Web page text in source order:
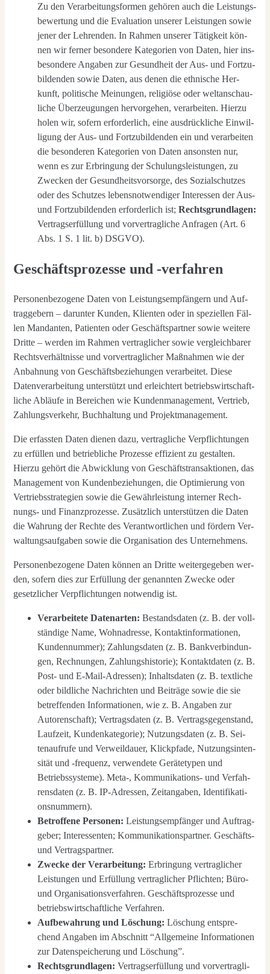
Zu den Ver­ar­bei­tungs­for­men gehö­ren auch die Leis­tungs­
be­wer­tung und die Eva­lua­ti­on unse­rer Leis­tun­gen sowie
jener der Leh­ren­den. In Rah­men unse­rer Tätig­keit kön­
nen wir fer­ner beson­de­re Kate­go­rien von Daten, hier ins­
be­son­de­re Anga­ben zur Gesund­heit der Aus- und Fort­zu­
bil­den­den sowie Daten, aus denen die eth­ni­sche Her­
kunft, poli­ti­sche Mei­nun­gen, reli­giö­se oder welt­an­schau­
li­che Über­zeu­gun­gen her­vor­ge­hen, ver­ar­bei­ten. Hier­zu
holen wir, sofern erfor­der­lich, eine aus­drück­li­che Ein­wil­
li­gung der Aus- und Fort­zu­bil­den­den ein und ver­ar­bei­ten
die beson­de­ren Kate­go­rien von Daten ansons­ten nur,
wenn es zur Erbrin­gung der Schu­lungs­leis­tun­gen, zu
Zwe­cken der Gesund­heits­vor­sor­ge, des Sozi­al­schut­zes
oder des Schut­zes lebens­not­wen­di­ger Inter­es­sen der Aus-
und Fort­zu­bil­den­den erfor­der­lich ist;Rechts­grund­la­gen:
Ver­trags­er­fül­lung und vor­ver­trag­li­che Anfra­gen (Art. 6
Abs. 1 S. 1 lit. b) DSGVO).
Geschäftsprozesse und ‑verfahren
Per­so­nen­be­zo­ge­ne Daten von Leis­tungs­emp­fän­gern und Auf­
trag­ge­bern – dar­un­ter Kun­den, Kli­en­ten oder in spe­zi­el­len Fäl­
len Man­dan­ten, Pati­en­ten oder Geschäfts­part­ner sowie wei­te­re
Drit­te – wer­den im Rah­men ver­trag­li­cher sowie ver­gleich­ba­rer
Rechts­ver­hält­nis­se und vor­ver­trag­li­cher Maß­nah­men wie der
Anbah­nung von Geschäfts­be­zie­hun­gen ver­ar­bei­tet. Die­se
Daten­ver­ar­bei­tung unter­stützt und erleich­tert betriebs­wirt­schaft­
li­che Abläu­fe in Berei­chen wie Kun­den­ma­nage­ment, Ver­trieb,
Zah­lungs­ver­kehr, Buch­hal­tung und Pro­jekt­ma­nage­ment.
Die erfass­ten Daten die­nen dazu, ver­trag­li­che Ver­pflich­tun­gen
zu erfül­len und betrieb­li­che Pro­zes­se effi­zi­ent zu gestal­ten.
Hier­zu gehört die Abwick­lung von Geschäfts­trans­ak­tio­nen, das
Manage­ment von Kun­den­be­zie­hun­gen, die Opti­mie­rung von
Ver­triebs­stra­te­gien sowie die Gewähr­leis­tung inter­ner Rech­
nungs- und Finanz­pro­zes­se. Zusätz­lich unter­stüt­zen die Daten
die Wah­rung der Rech­te des Ver­ant­wort­li­chen und för­dern Ver­
wal­tungs­auf­ga­ben sowie die Orga­ni­sa­ti­on des Unter­neh­mens.
Per­so­nen­be­zo­ge­ne Daten kön­nen an Drit­te wei­ter­ge­ge­ben wer­
den, sofern dies zur Erfül­lung der genann­ten Zwe­cke oder
gesetz­li­cher Ver­pflich­tun­gen not­wen­dig ist.
Ver­ar­bei­te­te Daten­ar­ten: Bestands­da­ten (z. B. der voll­
stän­di­ge Name, Wohn­adres­se, Kon­takt­in­for­ma­tio­nen,
Kun­den­num­mer); Zah­lungs­da­ten (z. B. Bank­ver­bin­dun­
gen, Rech­nun­gen, Zah­lungs­his­to­rie); Kon­takt­da­ten (z. B.
Post- und E‑Mail-Adres­sen); Inhalts­da­ten (z. B. text­li­che
oder bild­li­che Nach­rich­ten und Bei­trä­ge sowie die sie
betref­fen­den Infor­ma­tio­nen, wie z. B. Anga­ben zur
Autoren­schaft); Ver­trags­da­ten (z. B. Ver­trags­ge­gen­stand,
Lauf­zeit, Kun­den­ka­te­go­rie); Nut­zungs­da­ten (z. B. Sei­
ten­auf­ru­fe und Ver­weil­dau­er, Klick­pfa­de, Nut­zungs­in­ten­
si­tät und ‑fre­quenz, ver­wen­de­te Gerä­te­ty­pen und
Betriebs­sys­te­me). Meta‑, Kom­mu­ni­ka­ti­ons- und Ver­fah­
rens­da­ten (z. B. IP-Adres­sen, Zeit­an­ga­ben, Iden­ti­fi­ka­ti­
ons­num­mern).
Betrof­fe­ne Per­so­nen: Leis­tungs­emp­fän­ger und Auf­trag­
ge­ber; Inter­es­sen­ten; Kom­mu­ni­ka­ti­ons­part­ner. Geschäfts-
und Ver­trags­part­ner.
Zwe­cke der Ver­ar­bei­tung: Erbrin­gung ver­trag­li­cher
Leis­tun­gen und Erfül­lung ver­trag­li­cher Pflich­ten; Büro-
und Orga­ni­sa­ti­ons­ver­fah­ren. Geschäfts­pro­zes­se und
betriebs­wirt­schaft­li­che Ver­fah­ren.
Auf­be­wah­rung und Löschung: Löschung ent­spre­
chend Anga­ben im Abschnitt “All­ge­mei­ne Infor­ma­tio­nen
zur Daten­spei­che­rung und Löschung”.
Rechts­grund­la­gen: Ver­trags­er­fül­lung und vor­ver­trag­li­